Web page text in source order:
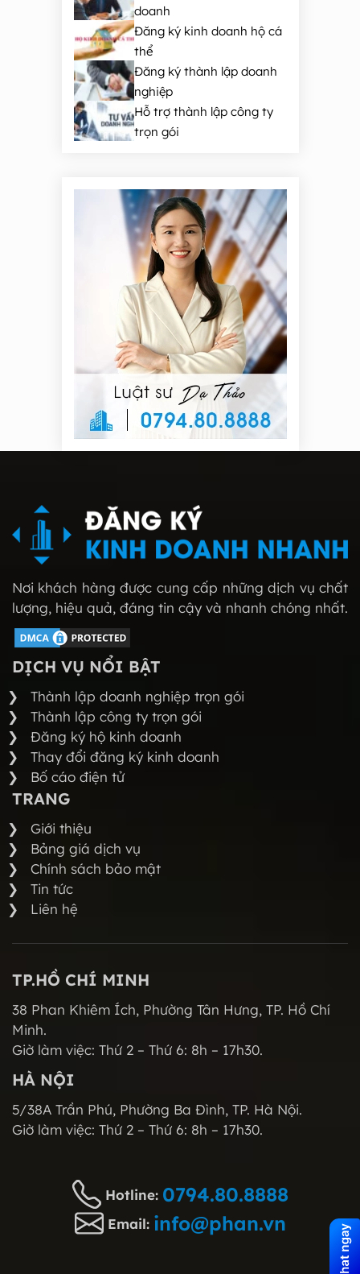
doanh
Đăng ký kinh doanh hộ cá
thể
Đăng ký thành lập doanh
nghiệp
Hỗ trợ thành lập công ty
trọn gói
Nơi khách hàng được cung cấp những dịch vụ chất
lượng, hiệu quả, đáng tin cậy và nhanh chóng nhất.
DỊCH VỤ NỔI BẬT
Thành lập doanh nghiệp trọn gói
Thành lập công ty trọn gói
Đăng ký hộ kinh doanh
Thay đổi đăng ký kinh doanh
Bố cáo điện tử
TRANG
Giới thiệu
Bảng giá dịch vụ
Chính sách bảo mật
Tin tức
Liên hệ
TP.HỒ CHÍ MINH
38 Phan Khiêm Ích, Phường Tân Hưng, TP. Hồ Chí
Minh.
Giờ làm việc: Thứ 2 – Thứ 6: 8h – 17h30.
HÀ NỘI
5/38A Trần Phú, Phường Ba Đình, TP. Hà Nội.
Giờ làm việc: Thứ 2 – Thứ 6: 8h – 17h30.
Hotline: 0794.80.8888
Email: info@phan.vn